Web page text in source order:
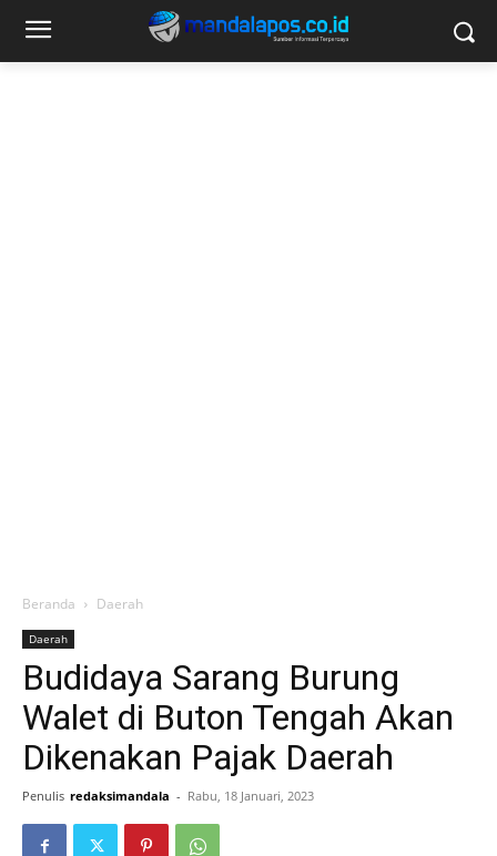
Beranda Daerah
Daerah
Budidaya Sarang Burung
Walet di Buton Tengah Akan
Dikenakan Pajak Daerah
Penulis redaksimandala - Rabu, 18 Januari, 2023